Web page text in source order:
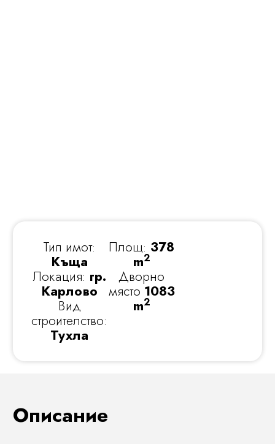
Тип имот:
Къща
Локация: гр.
Карлово
Вид
строителство:
Тухла
Площ: 378
m2
Дворно
място 1083
m2
Описание